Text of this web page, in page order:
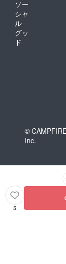
ソー
シャ
ル
グッ
ド
©
Inc.
5